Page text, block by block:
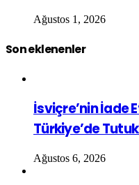
Ağustos 1, 2026
Son eklenenler
İsviçre’nin İade
Türkiye’de
Ağustos 6, 2026